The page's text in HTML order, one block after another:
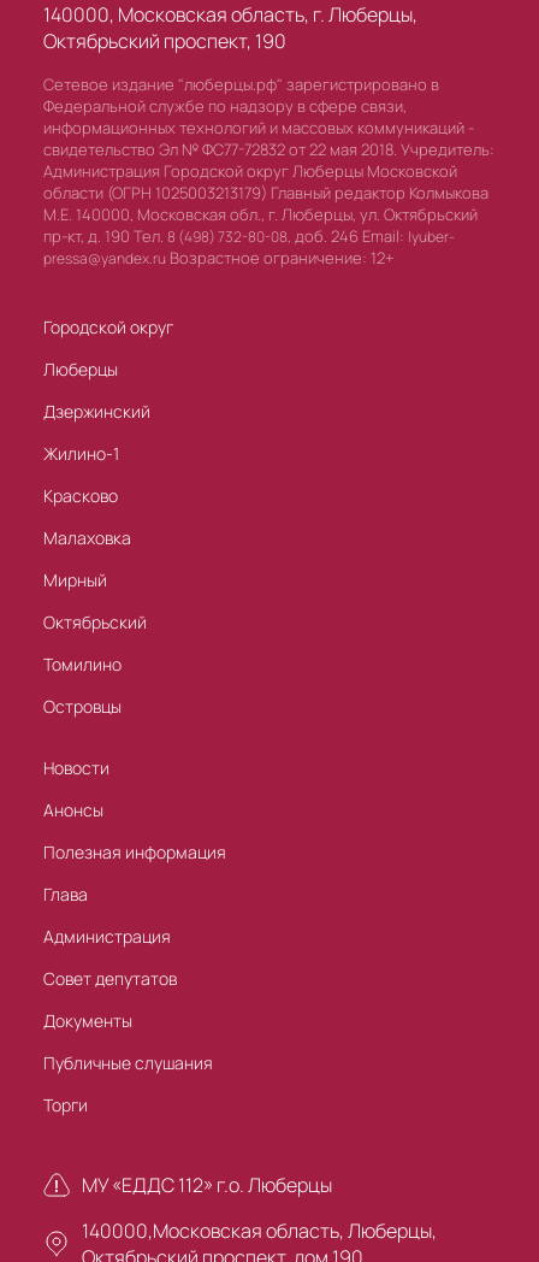
140000, Московская область, г. Люберцы,
Октябрьский проспект, 190
Сетевое издание "люберцы.рф" зарегистрировано в
Федеральной службе по надзору в сфере связи,
информационных технологий и массовых коммуникаций -
свидетельство Эл № ФС77-72832 от 22 мая 2018. Учредитель:
Администрация Городской округ Люберцы Московской
области (ОГРН 1025003213179) Главный редактор Колмыкова
М.Е. 140000, Московская обл., г. Люберцы, ул. Октябрьский
пр-кт, д. 190 Тел. 8 (498) 732-80-08, доб. 246 Email: lyuber-
pressa@yandex.ru Возрастное ограничение: 12+
Городской округ
Люберцы
Дзержинский
Жилино-1
Красково
Малаховка
Мирный
Октябрьский
Томилино
Островцы
Новости
Анонсы
Полезная информация
Глава
Администрация
Совет депутатов
Документы
Публичные слушания
Торги
МУ «ЕДДС 112» г.о. Люберцы
140000,Московская область, Люберцы,